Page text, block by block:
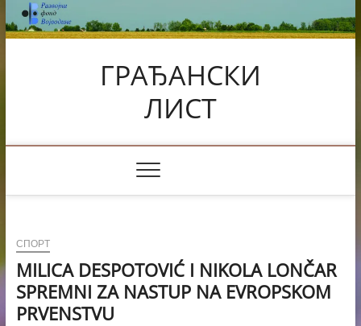
Skip
to
content
ГРАЂАНСКИ
ЛИСТ
СПОРТ
MILICA DESPOTOVIĆ I NIKOLA LONČAR
SPREMNI ZA NASTUP NA EVROPSKOM
PRVENSTVU